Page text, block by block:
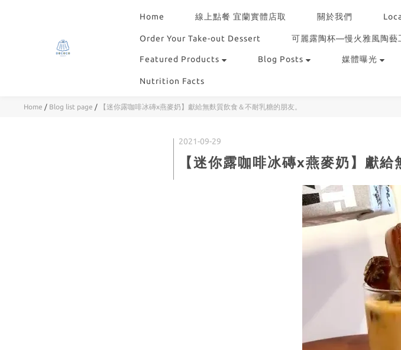
Home 線上點餐 宜蘭實體店取 關於我們
Order Your Take-out Dessert 可麗露陶杯—慢火雅風陶藝
Featured Products Blog Posts 媒體曝光
Nutrition Facts
Home / Blog list page / 【迷你露咖啡冰磚x燕麥奶】獻給無麩質飲食＆不耐乳糖的朋友。
2021-09-29
【迷你露咖啡冰磚x燕麥奶】獻